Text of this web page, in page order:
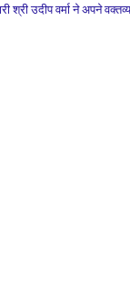
श्रीउदीप वर्माने अपने